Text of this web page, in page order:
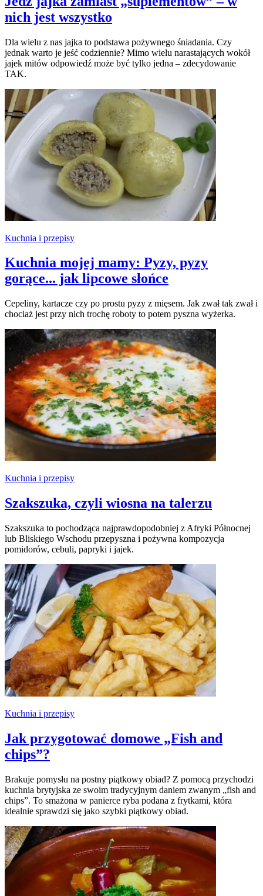
nich jest wszystko
Dla wielu z nas jajka to podstawa pożywnego śniadania. Czy
jednak warto je jeść codziennie? Mimo wielu narastających wokół
jajek mitów odpowiedź może być tylko jedna – zdecydowanie
TAK.
Kuchnia i przepisy
Kuchnia mojej mamy: Pyzy, pyzy
gorące... jak lipcowe słońce
Cepeliny, kartacze czy po prostu pyzy z mięsem. Jak zwał tak zwał i
chociaż jest przy nich trochę roboty to potem pyszna wyżerka.
Kuchnia i przepisy
Szakszuka, czyli wiosna na talerzu
Szakszuka to pochodząca najprawdopodobniej z Afryki Północnej
lub Bliskiego Wschodu przepyszna i pożywna kompozycja
pomidorów, cebuli, papryki i jajek.
Kuchnia i przepisy
Jak przygotować domowe „Fish and
chips”?
Brakuje pomysłu na postny piątkowy obiad? Z pomocą przychodzi
kuchnia brytyjska ze swoim tradycyjnym daniem zwanym „fish and
chips”. To smażona w panierce ryba podana z frytkami, która
idealnie sprawdzi się jako szybki piątkowy obiad.